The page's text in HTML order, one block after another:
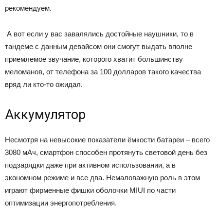
рекомендуем.
А вот если у вас завалялись достойные наушники, то в
тандеме с данным девайсом они смогут выдать вполне
приемлемое звучание, которого хватит большинству
меломанов, от телефона за 100 долларов такого качества
вряд ли кто-то ожидал.
Аккумулятор
Несмотря на невысокие показатели ёмкости батареи – всего
3080 мАч, смартфон способен протянуть световой день без
подзарядки даже при активном использовании, а в
экономном режиме и все два. Немаловажную роль в этом
играют фирменные фишки оболочки MIUI по части
оптимизации энергопотребления.